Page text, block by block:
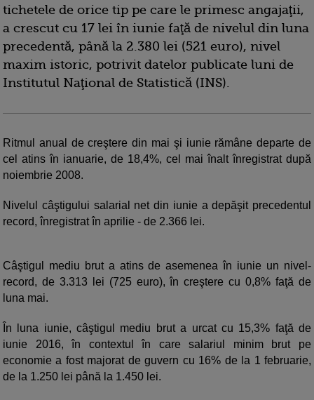
tichetele de orice tip pe care le primesc angajaţii,
a crescut cu 17 lei în iunie faţă de nivelul din luna
precedentă, până la 2.380 lei (521 euro), nivel
maxim istoric, potrivit datelor publicate luni de
Institutul Naţional de Statistică (INS).
Ritmul anual de creştere din mai şi iunie rămâne departe de
cel atins în ianuarie, de 18,4%, cel mai înalt înregistrat după
noiembrie 2008.
Nivelul câştigului salarial net din iunie a depăşit precedentul
record, înregistrat în aprilie - de 2.366 lei.
Câştigul mediu brut a atins de asemenea în iunie un nivel-
record, de 3.313 lei (725 euro), în creştere cu 0,8% faţă de
luna mai.
În luna iunie, câştigul mediu brut a urcat cu 15,3% faţă de
iunie 2016, în contextul în care salariul minim brut pe
economie a fost majorat de guvern cu 16% de la 1 februarie,
de la 1.250 lei până la 1.450 lei.